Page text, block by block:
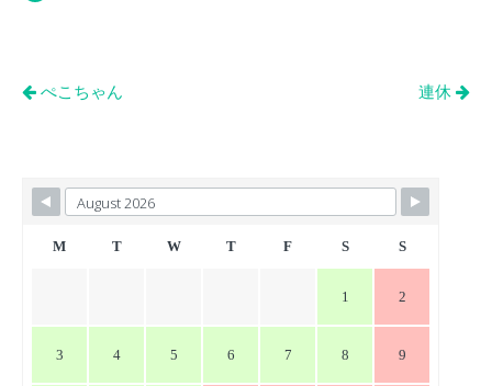
投
ビ
ゲ
ぺこちゃん 連休
M T W T F S S
1 2
3 4 5 6 7 8 9